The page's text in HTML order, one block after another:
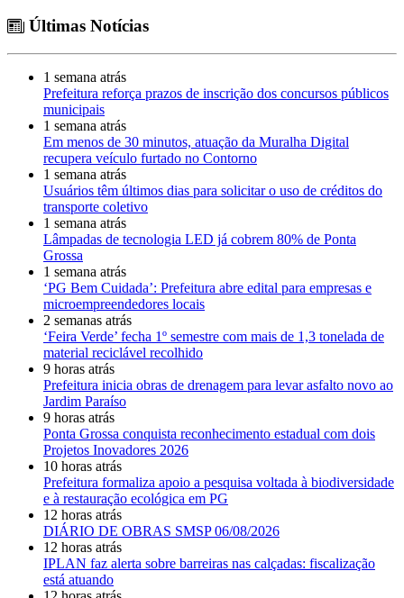
Últimas Notícias
1 semana atrás
Prefeitura reforça prazos de inscrição dos concursos públicos
municipais
1 semana atrás
Em menos de 30 minutos, atuação da Muralha Digital
recupera veículo furtado no Contorno
1 semana atrás
Usuários têm últimos dias para solicitar o uso de créditos do
transporte coletivo
1 semana atrás
Lâmpadas de tecnologia LED já cobrem 80% de Ponta
Grossa
1 semana atrás
‘PG Bem Cuidada’: Prefeitura abre edital para empresas e
microempreendedores locais
2 semanas atrás
‘Feira Verde’ fecha 1º semestre com mais de 1,3 tonelada de
material reciclável recolhido
9 horas atrás
Prefeitura inicia obras de drenagem para levar asfalto novo ao
Jardim Paraíso
9 horas atrás
Ponta Grossa conquista reconhecimento estadual com dois
Projetos Inovadores 2026
10 horas atrás
Prefeitura formaliza apoio a pesquisa voltada à biodiversidade
e à restauração ecológica em PG
12 horas atrás
DIÁRIO DE OBRAS SMSP 06/08/2026
12 horas atrás
IPLAN faz alerta sobre barreiras nas calçadas: fiscalização
está atuando